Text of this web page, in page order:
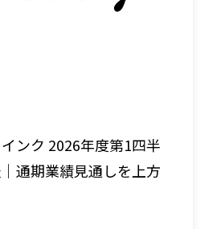
ンク 2026年度第1四半
通期業績見通しを上方